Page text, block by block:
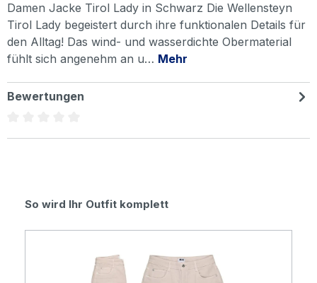
Damen Jacke Tirol Lady in Schwarz Die Wellensteyn
Tirol Lady begeistert durch ihre funktionalen Details für
den Alltag! Das wind- und wasserdichte Obermaterial
fühlt sich angenehm an u… Mehr
Bewertungen
Produktgalerie überspringen
So wird Ihr Outfit komplett